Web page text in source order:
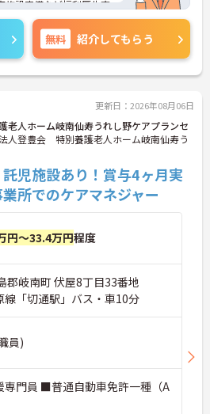
施設完備など福利厚生充
お問い合わせくださ
無料 紹介してもらう
更新日：2026年08月06日
人ホーム岐南仙寿うれし野ケアプランセ
人登豊会 特別養護老人ホーム岐南仙寿う
託児施設あり！賞与4ヶ月実
所でのケアマネジャー
円～33.4万円程度
郡岐南町 伏屋8丁目33番地
線「切通駅」バス・車10分
員)
門員 ■普通自動車免許一種（A